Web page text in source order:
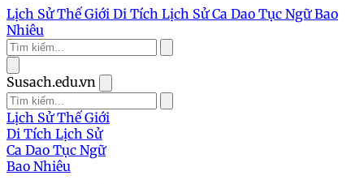
Lịch Sử Thế Giới Di Tích Lịch SửCa Dao Tục NgữBao
Nhiêu
Susach.edu.vn
Lịch Sử Thế Giới
Di Tích Lịch Sử
Ca Dao Tục Ngữ
Bao Nhiêu